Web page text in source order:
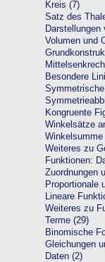
Kreis (7)
Satz des
Darstellungen
Volumen und
Besondere
Kongruente
Winkelsätze
Weiteres zu
Funktionen:
Zuordnungen
Proportionale
Lineare
Weiteres zu
Terme (29)
Binomische
Gleichungen
Daten (2)